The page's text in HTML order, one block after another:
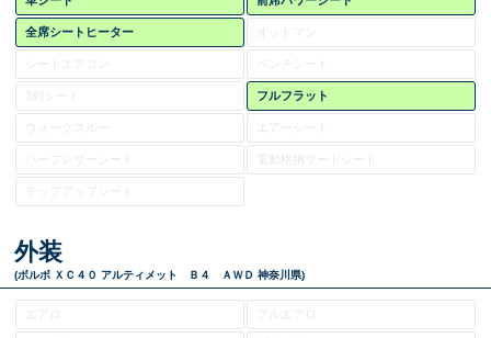
全席シートヒーター オットマン
3列シート フルフラット
電動格納サードシート
外装
(ボルボ ＸＣ４０ アルティメット Ｂ４ ＡＷＤ 神奈川県)